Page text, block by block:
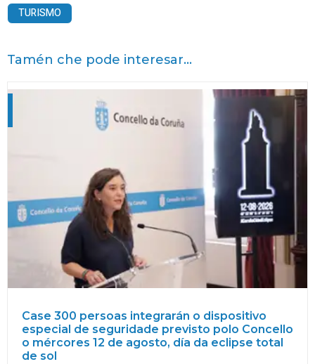
TURISMO
Tamén che pode interesar...
Case 300 persoas integrarán o dispositivo
especial de seguridade previsto polo Concello
o mércores 12 de agosto, día da eclipse total
de sol